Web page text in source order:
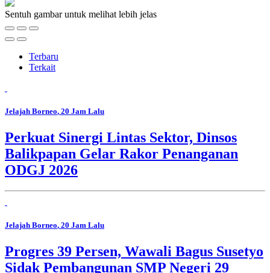
Sentuh gambar untuk melihat lebih jelas
Terbaru
Terkait
Jelajah Borneo, 20 Jam Lalu
Perkuat Sinergi Lintas Sektor, Dinsos
Balikpapan Gelar Rakor Penanganan
ODGJ 2026
Jelajah Borneo, 20 Jam Lalu
Progres 39 Persen, Wawali Bagus Susetyo
Sidak Pembangunan SMP Negeri 29